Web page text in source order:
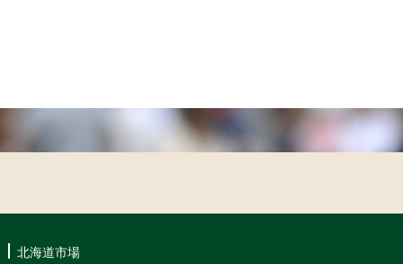
北海道市場